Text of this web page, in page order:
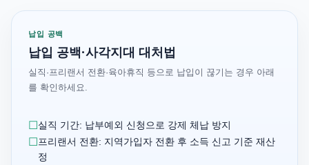
납입 공백
납입 공백·사각지대 대처법
실직·프리랜서 전환·육아휴직 등으로 납입이 끊기는 경우 아래
를 확인하세요.
실직 기간: 납부예외 신청으로 강제 체납 방지
프리랜서 전환: 지역가입자 전환 후 소득 신고 기준 재산
정